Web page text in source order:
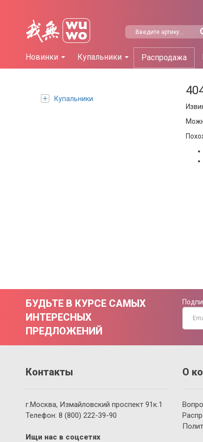
Новинки Купальники Распродажа
Купальники
БУДЬТЕ В КУРСЕ САМЫХ
ИНТЕРЕСНЫХ
ПРЕДЛОЖЕНИЙ
Контакты
г.Москва, Измайловский проспект 91к.1
Телефон: 8 (800) 222-39-90
Ищи нас в соцсетях
О